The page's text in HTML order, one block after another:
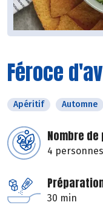
Féroce
Apéritif Automne
Nombre
4 personnes
30 min